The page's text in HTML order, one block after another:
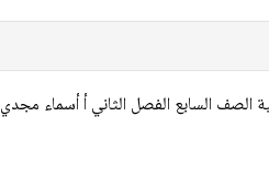
الصف السابع الفصل الثاني أ أسماء مجدي